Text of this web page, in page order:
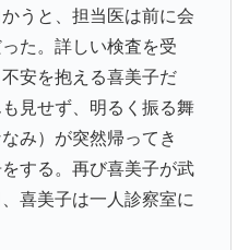
うと、担当医は前に会
た。詳しい検査を受
安を抱える喜美子だ
見せず、明るく振る舞
み）が突然帰ってき
する。再び喜美子が武
喜美子は一人診察室に